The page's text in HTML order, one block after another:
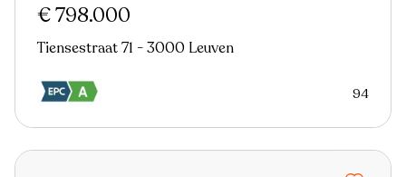
€ 798.000
Tiensestraat 71 - 3000 Leuven
94